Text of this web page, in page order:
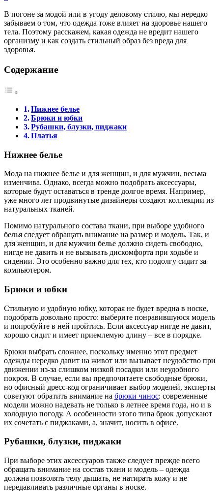
В погоне за модой или в угоду деловому стилю, мы нередко
забываем о том, что одежда тоже влияет на здоровье нашего
тела. Поэтому расскажем, какая одежда не вредит нашего
организму и как создать стильный образ без вреда для
здоровья.
Содержание
Нижнее белье
Брюки и юбки
Рубашки, блузки, пиджаки
Платья
Нижнее белье
Мода на нижнее белье и для женщин, и для мужчин, весьма
изменчива. Однако, всегда можно подобрать аксессуары,
которые будут оставаться в тренде долгое время. Например,
уже много лет продвинутые дизайнеры создают коллекции из
натуральных тканей.
Помимо натурального состава ткани, при выборе удобного
белья следует обращать внимание на размер и модель. Так, и
для женщин, и для мужчин белье должно сидеть свободно,
нигде не давить и не вызывать дискомфорта при ходьбе и
сидении. Это особенно важно для тех, кто подолгу сидит за
компьютером.
Брюки и юбки
Стильную и удобную юбку, которая не будет вредна в носке,
подобрать довольно просто: выберите понравившуюся модель
и попробуйте в ней пройтись. Если аксессуар нигде не давит,
хорошо сидит и имеет приемлемую длину – все в порядке.
Брюки выбрать сложнее, поскольку именно этот предмет
одежды нередко давит на живот или вызывает неудобство при
движении из-за слишком низкой посадки или неудобного
покроя. В случае, если вы предпочитаете свободные брюки,
но офисный дресс-код ограничивает выбор моделей, эксперты
советуют обратить внимание на брюки чинос: современные
модели можно надевать не только в летнее время года, но и в
холодную погоду. А особенности этого типа брюк допускают
их сочетать с пиджаками, а, значит, носить в офисе.
Рубашки, блузки, пиджаки
При выборе этих аксессуаров также следует прежде всего
обращать внимание на состав ткани и модель – одежда
должна позволять телу дышать, не натирать кожу и не
передавливать различные органы в носке.